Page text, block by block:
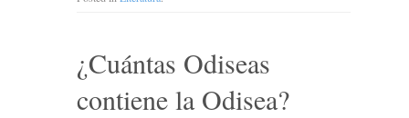
¿Cuántas Odiseas
contiene la Odisea?